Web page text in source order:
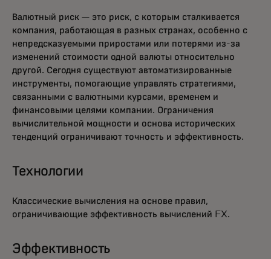
Валютный риск — это риск, с которым сталкивается
компания, работающая в разных странах, особенно с
непредсказуемыми приростами или потерями из-за
изменений стоимости одной валюты относительно
другой. Сегодня существуют автоматизированные
инструменты, помогающие управлять стратегиями,
связанными с валютными курсами, временем и
финансовыми целями компании. Ограничения
вычислительной мощности и основа исторических
тенденций ограничивают точность и эффективность.
Технологии
Классические вычисления на основе правил,
ограничивающие эффективность вычислений FX.
Эффективность